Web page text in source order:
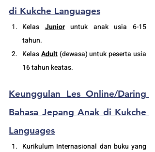
di Kukche Languages
Kelas Junior untuk anak usia 6-15
tahun.
Kelas Adult (dewasa) untuk peserta usia
16 tahun keatas.
Keunggulan Les Online/Daring
Bahasa Jepang Anak di Kukche
Languages
Kurikulum Internasional dan buku yang